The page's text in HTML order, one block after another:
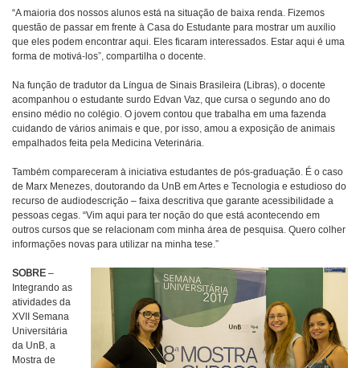
“A maioria dos nossos alunos está na situação de baixa renda. Fizemos
questão de passar em frente à Casa do Estudante para mostrar um auxílio
que eles podem encontrar aqui. Eles ficaram interessados. Estar aqui é uma
forma de motivá-los”, compartilha o docente.
Na função de tradutor da Língua de Sinais Brasileira (Libras), o docente
acompanhou o estudante surdo Edvan Vaz, que cursa o segundo ano do
ensino médio no colégio. O jovem contou que trabalha em uma fazenda
cuidando de vários animais e que, por isso, amou a exposição de animais
empalhados feita pela Medicina Veterinária.
Também compareceram à iniciativa estudantes de pós-graduação. É o caso
de Marx Menezes, doutorando da UnB em Artes e Tecnologia e estudioso do
recurso de audiodescrição – faixa descritiva que garante acessibilidade a
pessoas cegas. “Vim aqui para ter noção do que está acontecendo em
outros cursos que se relacionam com minha área de pesquisa. Quero colher
informações novas para utilizar na minha tese.”
SOBRE –
Integrando as
atividades da
XVII Semana
Universitária
da UnB, a
Mostra de